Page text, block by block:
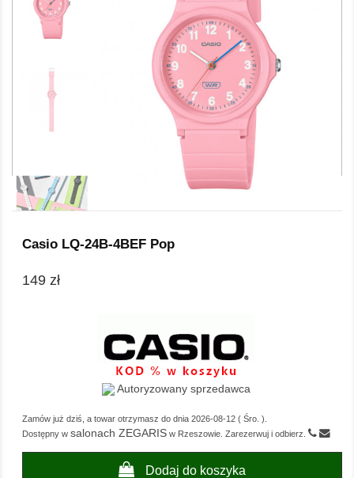
Casio LQ-24B-4BEF Pop
149 zł
Autoryzowany sprzedawca
Zamów już dziś, a towar otrzymasz do dnia 2026-08-12 (Śro. ).
Dostępny w salonach ZEGARISw Rzeszowie. Zarezerwuj i odbierz.
Dodaj do koszyka